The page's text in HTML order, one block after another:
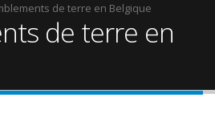
de terre en Belgique
de terre en